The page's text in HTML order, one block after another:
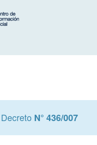
Decreto N° 436/007